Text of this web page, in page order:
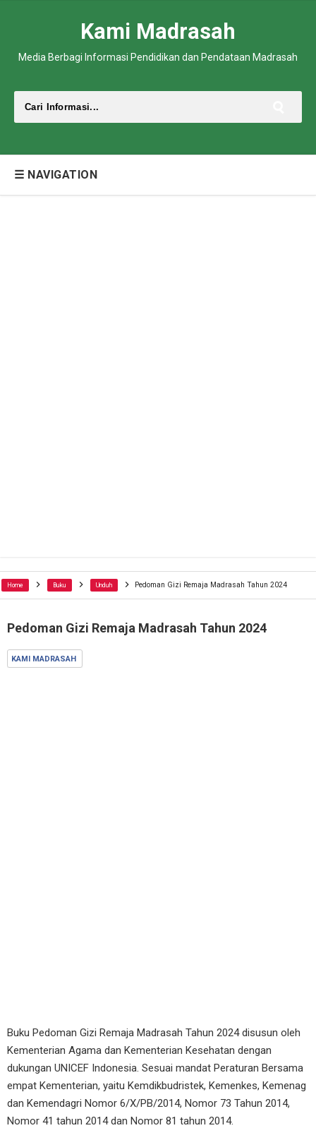
Kami Madrasah
Media Berbagi Informasi Pendidikan dan Pendataan Madrasah
☰ NAVIGATION
Home Buku Unduh Pedoman Gizi Remaja Madrasah Tahun 2024
Pedoman Gizi Remaja Madrasah Tahun 2024
KAMI MADRASAH
Buku Pedoman Gizi Remaja Madrasah Tahun 2024 disusun oleh
Kementerian Agama dan Kementerian Kesehatan dengan
dukungan UNICEF Indonesia. Sesuai mandat Peraturan Bersama
empat Kementerian, yaitu Kemdikbudristek, Kemenkes, Kemenag
dan Kemendagri Nomor 6/X/PB/2014, Nomor 73 Tahun 2014,
Nomor 41 tahun 2014 dan Nomor 81 tahun 2014.